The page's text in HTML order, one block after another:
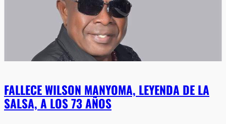
FALLECE WILSON MANYOMA, LEYENDA DE LA
SALSA, A LOS 73 AÑOS